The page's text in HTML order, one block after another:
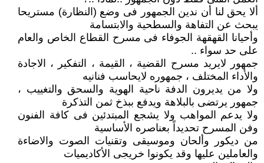
ألا يحق لنا أن ندين الجمهور فى وضع (النظارة) مستريحا
يبحث عن التفاهة والسطحية والابتسامة
وأحيانا القهقهة الجوفاء فى مسرح القطاع الخاص والعام
على حد سواء ..
جمهور لايريد مسرح القضية ، القيمة ، التفكير ، الاجادة
والأداء المختلف ، جمهوره لايحاسب فنانيه
ولا من يديرون الدفة ناحية الهوية والسحق والتغييب ،
جمهور يرتضى بالبلاهة ويدفع ببذخ ثمن التذكرة
ولا يدعم المواهب ولا يشجع المبتدئين فى كافة الفنون
وفن المسرح تحديداً بعناصره الأساسية
من ديكور وألحان وموسيقى وتقنيات الصوت والاضاءة
والعاملين عليها وقد يكونوا خريجى الأكاديميات